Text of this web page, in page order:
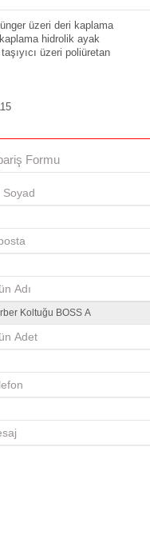
üzeri deri kaplama
hidrolik ayak
üzeri poliüretan
Formu
Soyad
Adı
Adet